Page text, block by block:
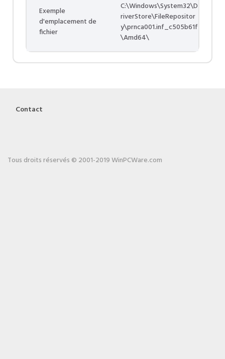
Exemple
d'emplacement de
fichier
C:\Windows\System32\D
riverStore\FileRepositor
y\prnca001.inf_c505b61f
\Amd64\
Contact
Tous droits réservés © 2001-2019 WinPCWare.com